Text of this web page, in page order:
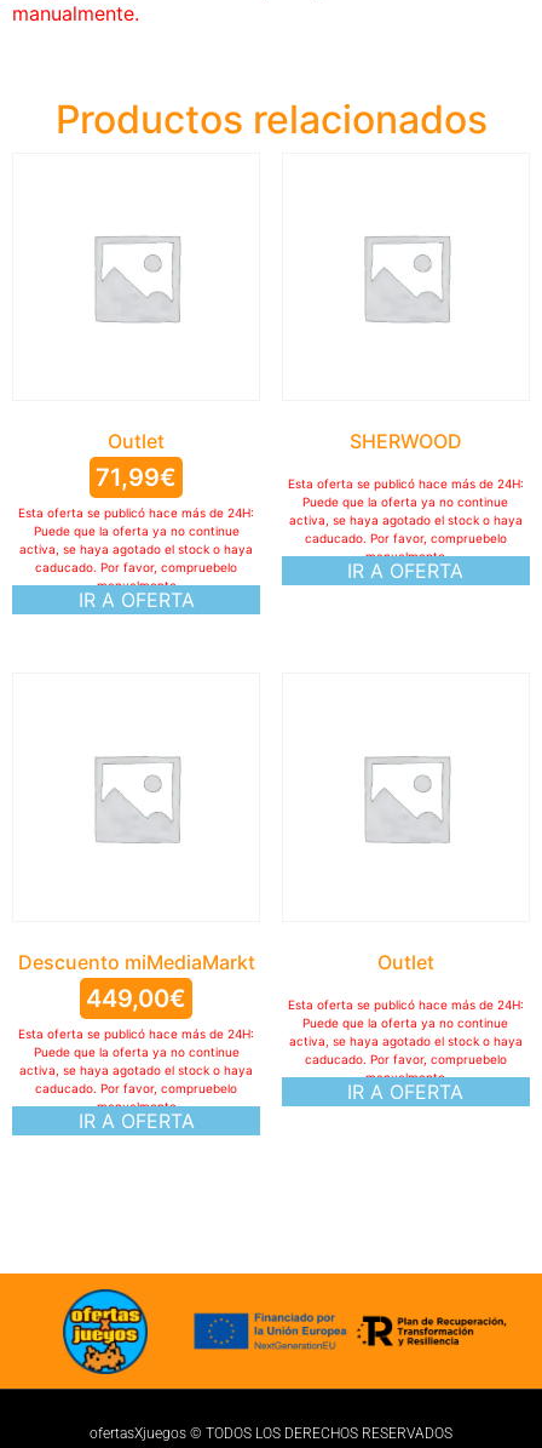
manualmente.
Productos relacionados
Outlet
71,99€
IR A OFERTA
Esta oferta se publicó hace más de 24H:
Puede que la oferta ya no continue
activa, se haya agotado el stock o haya
caducado. Por favor, compruebelo
manualmente
SHERWOOD
IR A OFERTA
Esta oferta se publicó hace más de 24H:
Puede que la oferta ya no continue
activa, se haya agotado el stock o haya
caducado. Por favor, compruebelo
manualmente
Descuento miMediaMarkt
449,00€
IR A OFERTA
Esta oferta se publicó hace más de 24H:
Puede que la oferta ya no continue
activa, se haya agotado el stock o haya
caducado. Por favor, compruebelo
manualmente
Outlet
IR A OFERTA
Esta oferta se publicó hace más de 24H:
Puede que la oferta ya no continue
activa, se haya agotado el stock o haya
caducado. Por favor, compruebelo
manualmente
ofertasXjuegos © TODOS LOS DERECHOS RESERVADOS